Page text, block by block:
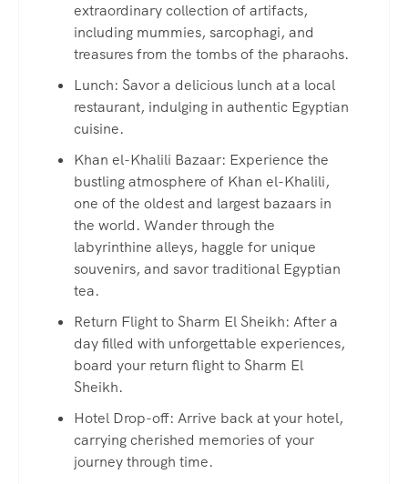
extraordinary collection of artifacts,
including mummies, sarcophagi, and
treasures from the tombs of the pharaohs.
Lunch: Savor a delicious lunch at a local
restaurant, indulging in authentic Egyptian
cuisine.
Khan el-Khalili Bazaar: Experience the
bustling atmosphere of Khan el-Khalili,
one of the oldest and largest bazaars in
the world. Wander through the
labyrinthine alleys, haggle for unique
souvenirs, and savor traditional Egyptian
tea.
Return Flight to Sharm El Sheikh: After a
day filled with unforgettable experiences,
board your return flight to Sharm El
Sheikh.
Hotel Drop-off: Arrive back at your hotel,
carrying cherished memories of your
journey through time.